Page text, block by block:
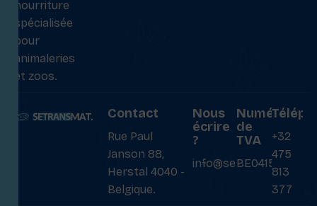
nourriture
spécialisée
pour
animaleries
et zoos.
Contact
Rue Paul
Janson 88,
Herstal 4040 -
Belgique.
Nous
écrire
?
info@setransmat.com
Numéro
de
TVA
BE0415027069
+32
475
813
377